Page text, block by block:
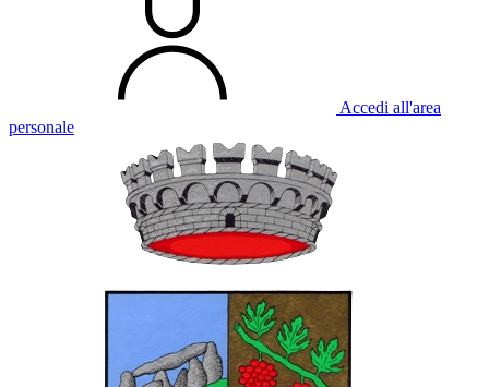
Accedi all'area
personale